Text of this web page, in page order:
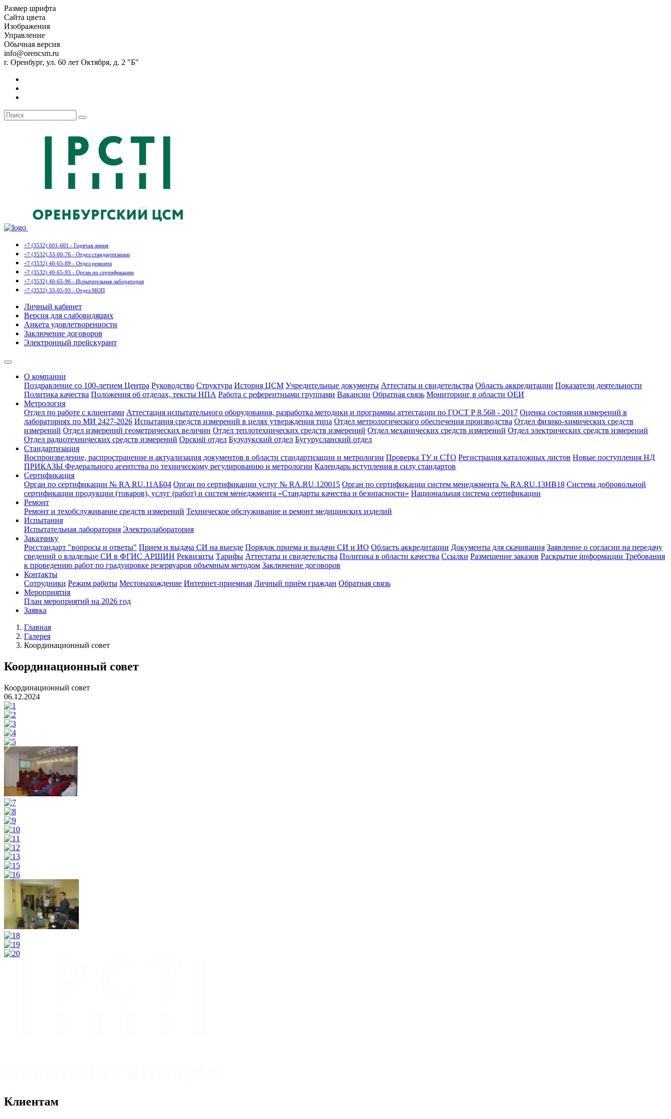
Размер шрифта
Сайта цвета
Изображения
Управление
Обычная версия
info@orencsm.ru
г. Оренбург, ул. 60 лет Октября, д. 2 "Б"
+7 (3532) 601-601 - Горячая линия
+7 (3532) 33-00-76 - Отдел стандартизации
+7 (3532) 40-65-89 - Отдел ремонта
+7 (3532) 40-65-93 - Орган по сертификации
+7 (3532) 40-65-96 - Испытательная лаборатория
+7 (3532) 33-05-93 - Отдел МОП
Личный кабинет
Версия для слабовидящих
Анкета удовлетворенности
Заключение договоров
Электронный прейскурант
О компании
Поздравление со 100-летием Центра Руководство Структура История ЦСМ Учредительные документы Аттестаты и свидетельства Область аккредитации Показатели деятельности
Политика качества Положения об отделах, тексты НПА Работа с референтными группами Вакансии Обратная связь Мониторинг в области ОЕИ
Метрология
Отдел по работе с клиентами Аттестация испытательного оборудования, разработка методики и программы аттестации по ГОСТ Р 8.568 - 2017 Оценка состояния измерений в
лабораториях по МИ 2427-2026 Испытания средств измерений в целях утверждения типа Отдел метрологического обеспечения производства Отдел физико-химических средств
измерений Отдел измерений геометрических величин Отдел теплотехнических средств измерений Отдел механических средств измерений Отдел электрических средств измерений
Отдел радиотехнических средств измерений Орский отдел Бузулукский отдел Бугурусланский отдел
Стандартизация
Воспроизведение, распространение и актуализация документов в области стандартизации и метрологии Проверка ТУ и СТО Регистрация каталожных листов Новые поступления НД
ПРИКАЗЫ Федерального агентства по техническому регулированию и метрологии Календарь вступления в силу стандартов
Сертификация
Орган по сертификации № RA RU.11АБ04 Орган по сертификации услуг № RA.RU.120015 Орган по сертификации систем менеджмента № RA.RU.13HB18 Система добровольной
сертификации продукции (товаров), услуг (работ) и систем менеджмента «Стандарты качества и безопасности» Национальная система сертификации
Ремонт
Ремонт и техобслуживание средств измерений Техническое обслуживание и ремонт медицинских изделий
Испытания
Испытательная лаборатория Электролаборатория
Заказчику
Росстандарт "вопросы и ответы" Прием и выдача СИ на выезде Порядок приема и выдачи СИ и ИО Область аккредитации Документы для скачивания Заявление о согласии на передачу
сведений о владельце СИ в ФГИС АРШИН Реквизиты Тарифы Аттестаты и свидетельства Политика в области качества Ссылки Размещение заказов Раскрытие информации Требования
к проведению работ по градуировке резервуаров объемным методом Заключение договоров
Контакты
Сотрудники Режим работы Местонахождение Интернет-приемная Личный приём граждан Обратная связь
Мероприятия
План мероприятий на 2026 год
Заявка
Главная
Галерея
Координационный совет
Координационный совет
Координационный совет
06.12.2024
Клиентам